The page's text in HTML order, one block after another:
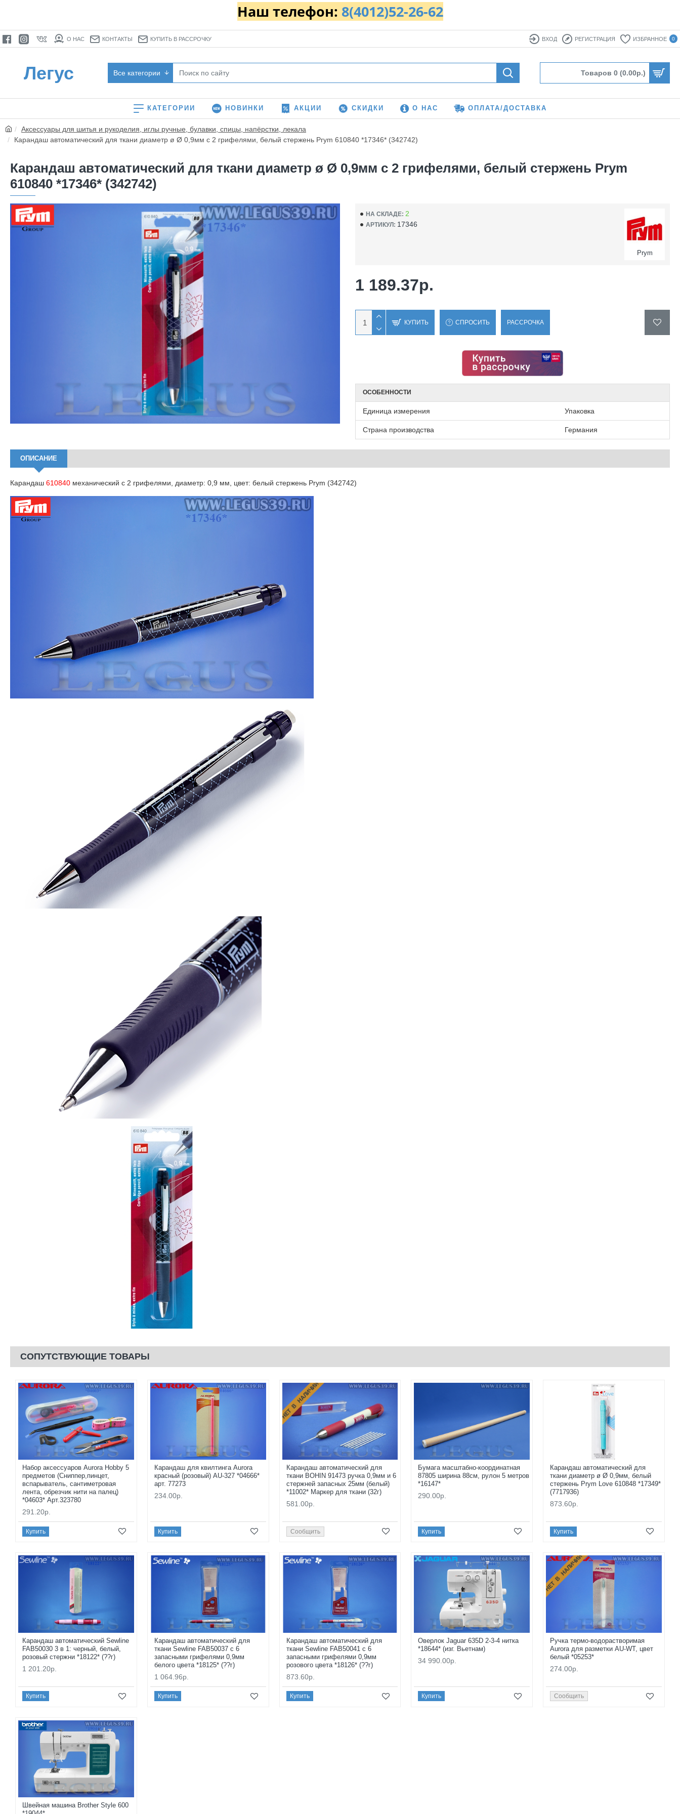
Наш телефон: 8(4012)52-26-62
О НАС КОНТАКТЫ КУПИТЬ В РАССРОЧКУ ВХОД РЕГИСТРАЦИЯ ИЗБРАННОЕ 0
Легус Все категории Товаров 0 (0.00р.)
КАТЕГОРИИ НОВИНКИ АКЦИИ СКИДКИ О НАС ОПЛАТА/ДОСТАВКА
Аксессуары для шитья и рукоделия, иглы ручные, булавки, спицы, напёрстки, лекала
Карандаш автоматический для ткани диаметр ø Ø 0,9мм с 2 грифелями, белый стержень Prym 610840 *17346* (342742)
Карандаш автоматический для ткани диаметр ø Ø 0,9мм с 2 грифелями, белый стержень Prym
610840 *17346* (342742)
НА СКЛАДЕ: 2
АРТИКУЛ: 17346
Prym
1 189.37р.
КУПИТЬ СПРОСИТЬ РАССРОЧКА
ОСОБЕННОСТИ
Единица измерения Упаковка
Страна производства Германия
ОПИСАНИЕ
Карандаш 610840 механический с 2 грифелями, диаметр: 0,9 мм, цвет: белый стержень Prym (342742)
СОПУТСТВУЮЩИЕ ТОВАРЫ
Набор аксессуаров Aurora Hobby 5
предметов (Сниппер,пинцет,
вспарыватель, сантиметровая
лента, обрезчик нити на палец)
*04603* Арт.323780
291.20р.
Купить
Карандаш для квилтинга Aurora
красный (розовый) AU-327 *04666*
арт. 77273
234.00р.
Купить
НЕТ В НАЛИЧИИ
Карандаш автоматический для
ткани BOHIN 91473 ручка 0,9мм и 6
стержней запасных 25мм (белый)
*11002* Маркер для ткани (32г)
581.00р.
Сообщить
Бумага масштабно-координатная
87805 ширина 88см, рулон 5 метров
*16147*
290.00р.
Купить
Карандаш автоматический для
ткани диаметр ø Ø 0,9мм, белый
стержень Prym Love 610848 *17349*
(7717936)
873.60р.
Купить
Карандаш автоматический Sewline
FAB50030 3 в 1: черный, белый,
розовый стержни *18122* (??г)
1 201.20р.
Купить
Карандаш автоматический для
ткани Sewline FAB50037 с 6
запасными грифелями 0,9мм
белого цвета *18125* (??г)
1 064.96р.
Купить
Карандаш автоматический для
ткани Sewline FAB50041 с 6
запасными грифелями 0,9мм
розового цвета *18126* (??г)
873.60р.
Купить
Оверлок Jaguar 635D 2-3-4 нитка
*18644* (изг. Вьетнам)
34 990.00р.
Купить
НЕТ В НАЛИЧИИ
Ручка термо-водорастворимая
Aurora для разметки AU-WT, цвет
белый *05253*
274.00р.
Сообщить
Швейная машина Brother Style 600